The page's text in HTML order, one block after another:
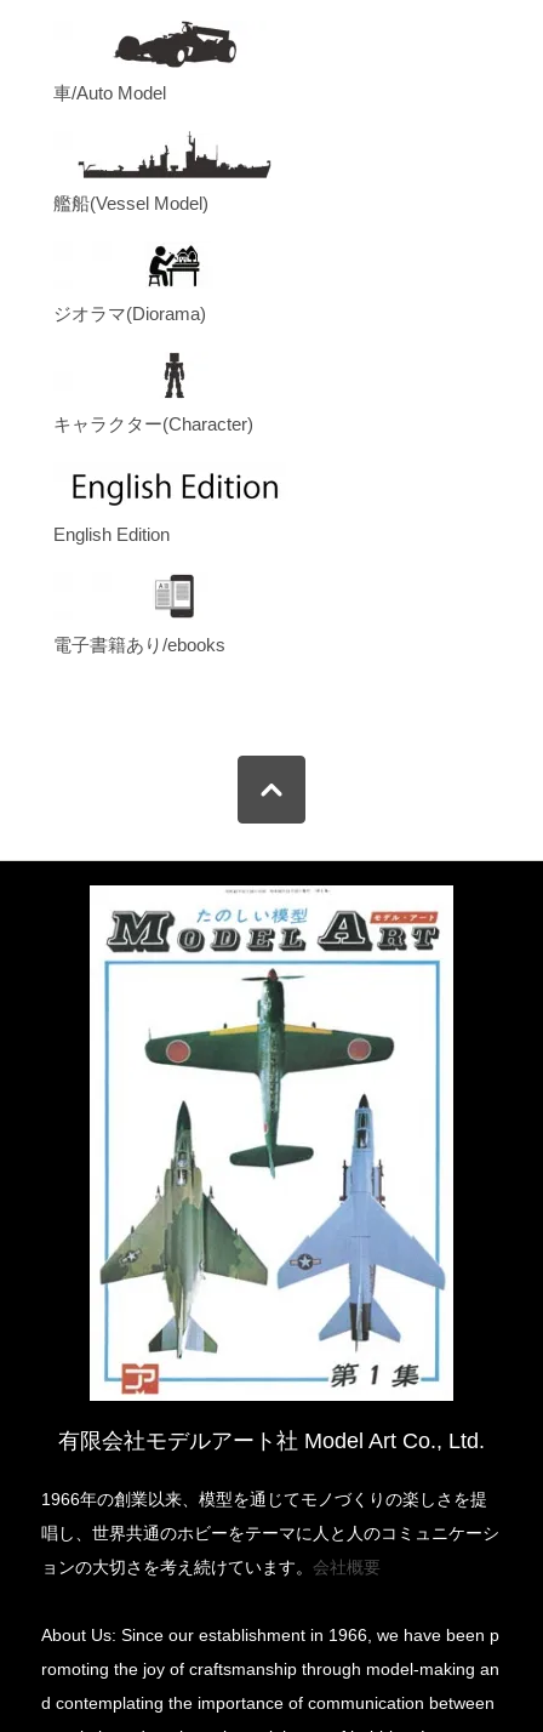
車/Auto Model
艦船(Vessel Model)
ジオラマ(Diorama)
キャラクター(Character)
English Edition
電子書籍あり/ebooks
有限会社モデルアート社 Model Art Co., Ltd.
1966年の創業以来、模型を通じてモノづくりの楽しさを提
唱し、世界共通のホビーをテーマに人と人のコミュニケーシ
ョンの大切さを考え続けています。会社概要
About Us: Since our establishment in 1966, we have been p
romoting the joy of craftsmanship through model-making an
d contemplating the importance of communication between